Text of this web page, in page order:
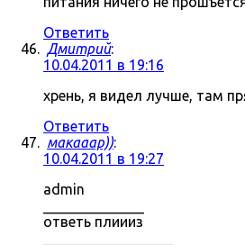
Ответить
Дмитрий:
10.04.2011 в 19:16
хрень, я видел лучше, там
Ответить
макааар)):
10.04.2011 в 19:27
admin
ответь плиииз